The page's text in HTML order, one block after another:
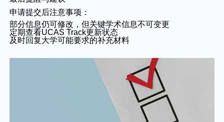
申请提交后注意事项：
部分信息仍可修改，但关键学术信息不可变更
定期查看UCAS Track更新状态
及时回复大学可能要求的补充材料